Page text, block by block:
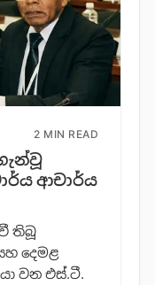
2 MIN READ
ආචාර්ය
වී තිබූ
දෙමළ
වන එස්.ටී.